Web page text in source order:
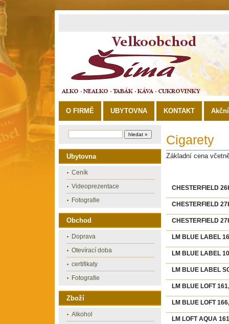
O FIRMĚ UBYTOVNA KONTAKT
Ubytovna
Ceník
Videoprezentace
Fotografie
Obchod
Doprava
Otevírací doba
certifikaty
Fotografie
Zboží
Alkohol
Cigarety
Základní cena
CHESTERFIELD
CHESTERFIELD
CHESTERFIELD
LM BLUE LABEL
LM BLUE LABEL
LM BLUE LABEL
LM BLUE LOFT
LM BLUE LOFT
LM LOFT AQUA